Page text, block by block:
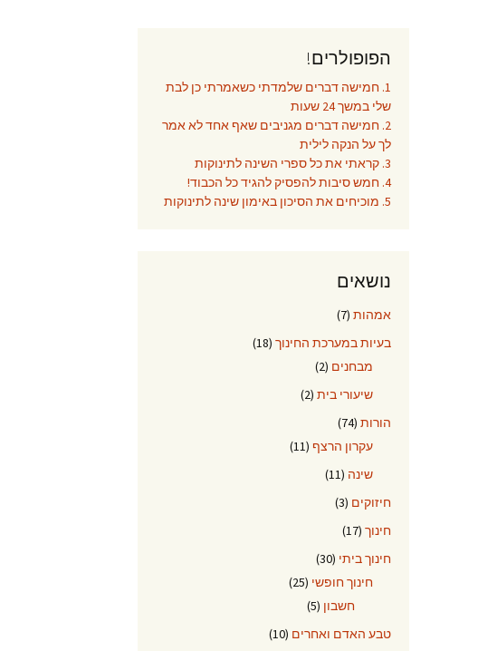
הפופולרים!
1. חמישה דברים שלמדתי כשאמרתי כן לבת
שלי במשך 24 שעות
2. חמישה דברים מגניבים שאף אחד לא אמר
לך על הנקה לילית
3. קראתי את כל ספרי השינה לתינוקות
4. חמש סיבות להפסיק להגיד כל הכבוד!
5. מוכיחים את הסיכון באימון שינה לתינוקות
נושאים
אמהות (7)
בעיות במערכת החינוך (18)
מבחנים (2)
שיעורי בית (2)
הורות (74)
עקרון הרצף (11)
שינה (11)
חיזוקים (3)
חינוך (17)
חינוך ביתי (30)
חינוך חופשי (25)
חשבון (5)
טבע האדם ואחרים (10)